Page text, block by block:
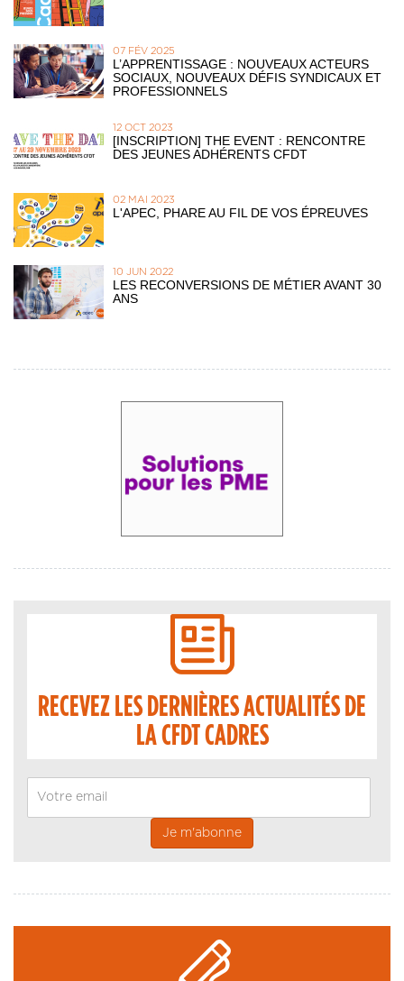
07 FÉV 2025
L’APPRENTISSAGE : NOUVEAUX ACTEURS
SOCIAUX, NOUVEAUX DÉFIS SYNDICAUX ET
PROFESSIONNELS
12 OCT 2023
[INSCRIPTION] THE EVENT : RENCONTRE
DES JEUNES ADHÉRENTS CFDT
02 MAI 2023
L'APEC, PHARE AU FIL DE VOS ÉPREUVES
10 JUN 2022
LES RECONVERSIONS DE MÉTIER AVANT 30
ANS
RECEVEZ LES DERNIÈRES ACTUALITÉS DE
LA CFDT CADRES